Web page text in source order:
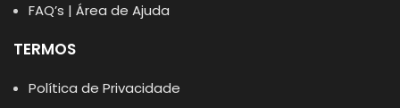
FAQ’s | Área de Ajuda
TERMOS
Política de Privacidade